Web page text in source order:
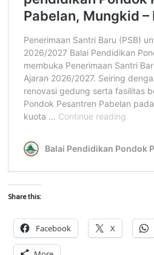
Share this:
Facebook X